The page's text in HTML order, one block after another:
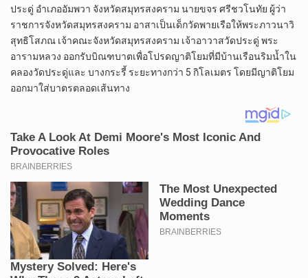
ประดู่ อำเภออัมพวา จังหวัดสมุทรสงคราม นายขจร ศรีชวโนทัย ผู้ว่า
ราชการจังหวัดสมุทรสงคราม อาสาเป็นเด็กวัดพายเรือให้พระภาวนาวิ
สุทธิโสภณ เจ้าคณะจังหวัดสมุทรสงคราม เจ้าอาวาสวัดประดู่ พระ
อารามหลวง ออกรับบิณฑบาตเพื่อโปรดญาติโยมที่มีบ้านเรือนริมน้ำใน
คลองวัดประดู่และ บางกระรี้ ระยะทางกว่า 5 กิโลเมตร โดยมีญาติโยม
ออกมาใส่บาตรตลอดเส้นทาง